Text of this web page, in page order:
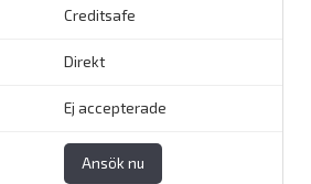
Creditsafe
Direkt
Ej accepterade
Ansök nu